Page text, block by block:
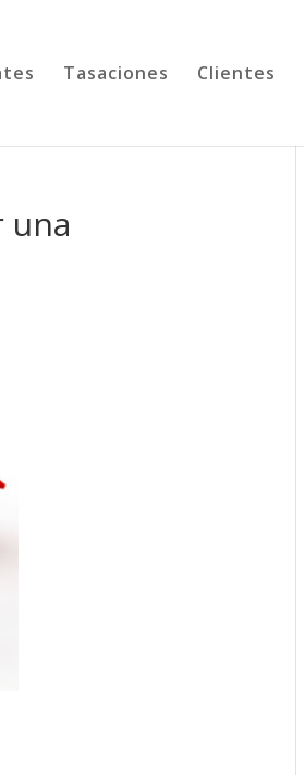
Tasaciones Clientes
una